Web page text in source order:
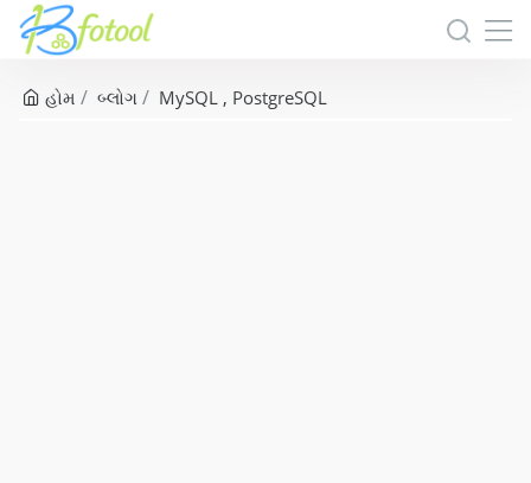
હોમ બ્લોગ MySQL PostgreSQL